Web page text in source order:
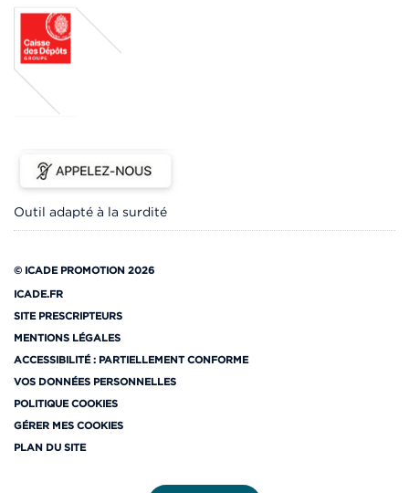
Outil adapté à la surdité
© ICADE PROMOTION 2026
ICADE.FR
SITE PRESCRIPTEURS
MENTIONS LÉGALES
ACCESSIBILITÉ : PARTIELLEMENT CONFORME
VOS DONNÉES PERSONNELLES
POLITIQUE COOKIES
GÉRER MES COOKIES
PLAN DU SITE